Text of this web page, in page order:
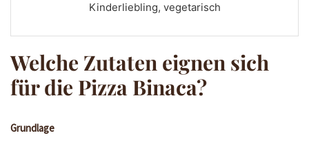
Kinderliebling, vegetarisch
Welche Zutaten eignen sich
für die Pizza Binaca?
Grundlage